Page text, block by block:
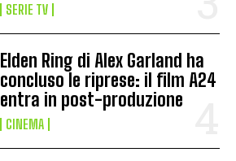
SERIE TV
Elden Ring di Alex Garland ha
concluso le riprese: il film A24
entra in post-produzione
CINEMA